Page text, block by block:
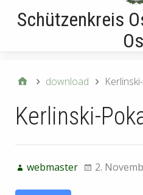
Schützenkreis
download
Kerlinski-
webmaster 2.